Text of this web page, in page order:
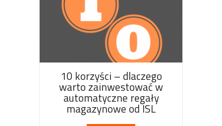
10 korzyści – dlaczego
warto zainwestować w
automatyczne regały
magazynowe od ISL